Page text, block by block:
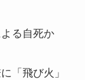
る自死か
「飛び火」